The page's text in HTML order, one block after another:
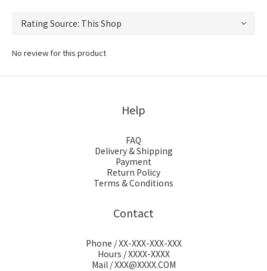
No review for this product
Help
FAQ
Delivery & Shipping
Payment
Return Policy
Terms & Conditions
Contact
Phone / XX-XXX-XXX-XXX
Hours / XXXX-XXXX
Mail / XXX@XXXX.COM